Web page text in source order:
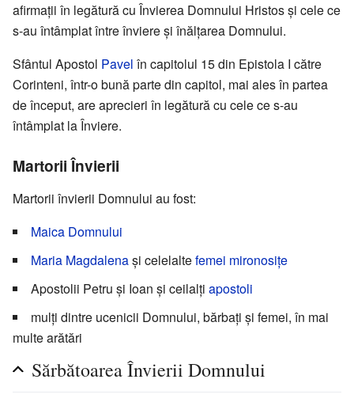
afirmații în legătură cu Învierea Domnului Hristos și cele ce
s-au întâmplat între înviere și înălțarea Domnului.
Sfântul Apostol Pavel în capitolul 15 din Epistola I către
Corinteni, într-o bună parte din capitol, mai ales în partea
de început, are aprecieri în legătură cu cele ce s-au
întâmplat la Înviere.
Martorii Învierii
Martorii învierii Domnului au fost:
Maica Domnului
Maria Magdalenași celelaltefemei mironosițe
Apostolii Petru și Ioan și ceilalți apostoli
mulți dintre ucenicii Domnului, bărbați și femei, în mai
multe arătări
Sărbătoarea Învierii Domnului